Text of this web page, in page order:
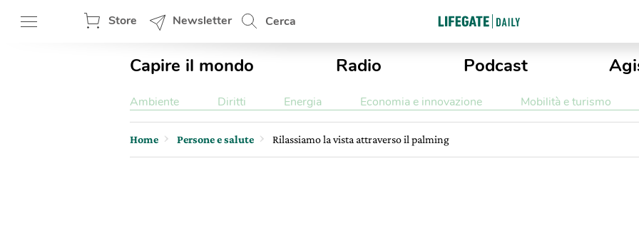
Store Newsletter Cerca
Capire il mondo Radio Podcast
Ambiente Diritti Energia Economia e innovazione Mobilità e turismo
Home Persone e salute Rilassiamo la vista attraverso il palming